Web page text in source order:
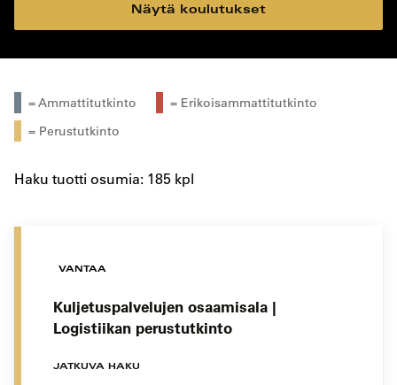
Näytä koulutukset
= Ammattitutkinto
= Erikoisammattitutkinto
= Perustutkinto
Haku tuotti osumia: 185 kpl
VANTAA
Kuljetuspalvelujen osaamisala |
Logistiikan perustutkinto
JATKUVA HAKU